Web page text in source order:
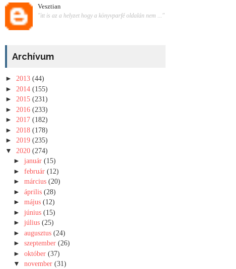
Vesztian
"itt is az a helyzet hogy a könyvparfé oldalán nem ..."
Archívum
► 2013 (44)
► 2014 (155)
► 2015 (231)
► 2016 (233)
► 2017 (182)
► 2018 (178)
► 2019 (235)
▼ 2020 (274)
►január(15)
►február(12)
►március(20)
►április(28)
►május(12)
►június(15)
►július(25)
►augusztus(24)
►szeptember(26)
►október(37)
▼ november(31)